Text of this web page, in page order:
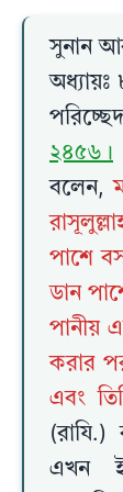
সুনান
২৪৫৬।
বলেন,
পাশে
ডান
পানীয়
করার
এবং
এখন